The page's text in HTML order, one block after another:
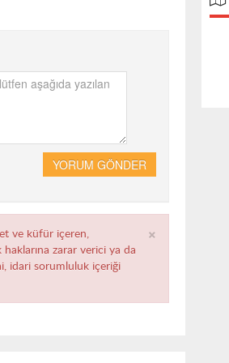
YORUM GÖNDER
×
ve küfür içeren,
haklarına zarar verici ya da
idari sorumluluk içeriği